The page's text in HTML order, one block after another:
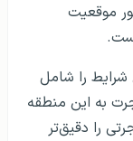
موقعیت
شرایط را شامل
به این منطقه
را دقیق‌تر